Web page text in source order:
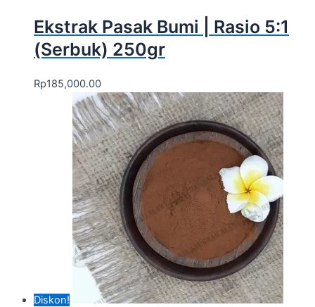
Ekstrak Pasak Bumi | Rasio 5:1
(Serbuk) 250gr
Rp185,000.00
Diskon!